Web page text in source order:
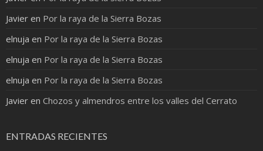
Javier en Por la raya de la Sierra Bozas
elnuja en Por la raya de la Sierra Bozas
elnuja en Por la raya de la Sierra Bozas
elnuja en Por la raya de la Sierra Bozas
Javier en Chozos y almendros entre los valles del Cerrato
ENTRADAS RECIENTES